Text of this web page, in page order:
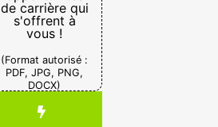
de carrière qui
s'offrent à
vous !
(Format autorisé :
PDF, JPG, PNG,
DOCX)